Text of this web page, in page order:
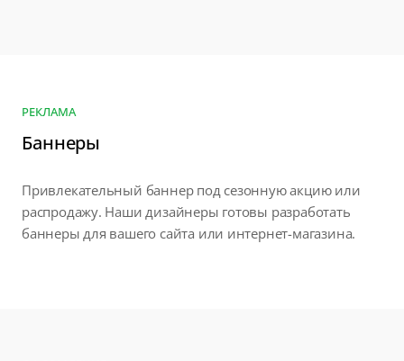
РЕКЛАМА
Баннеры
Привлекательный баннер под сезонную акцию или
распродажу. Наши дизайнеры готовы разработать
баннеры для вашего сайта или интернет-магазина.